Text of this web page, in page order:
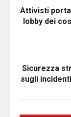
Attivisti
lobby dei
Sicurezza
sugli